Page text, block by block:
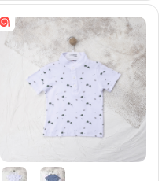
4ADET 5-8